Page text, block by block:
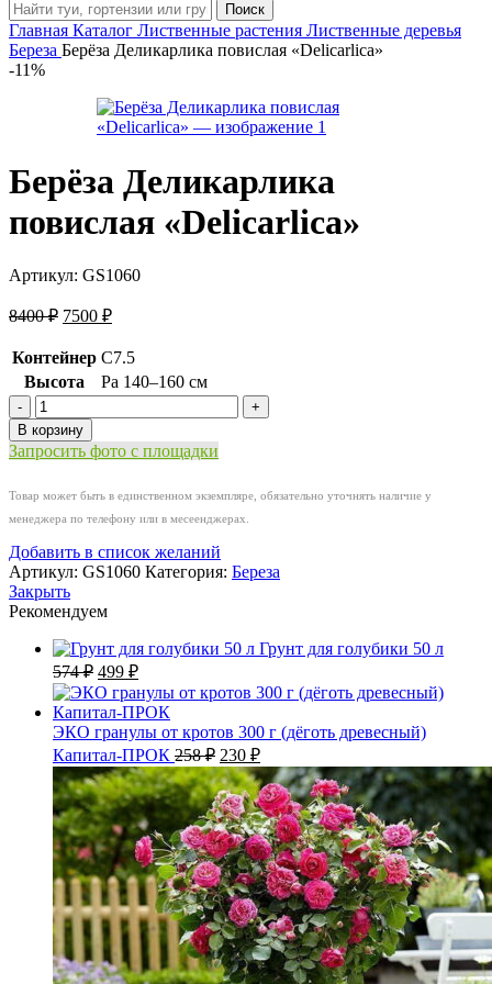
Поиск
Главная Каталог Лиственные растения Лиственные деревья
Береза Берёза Деликарлика повислая «Delicarlica»
-11%
Берёза Деликарлика
повислая «Delicarlica»
Артикул: GS1060
8400₽ Первоначальная
составляла
8400 ₽.
7500 ₽Текущая
7500 ₽.
Контейнер C7.5
Высота
Pa 140–160 см
Количество
товара
Берёза
Деликарлика
«Delicarlica»
В корзину
Запросить фото с площадки
Товар может быть в единственном экземпляре, обязательно уточнять наличие у
менеджера по телефону или в месеенджерах.
Добавить в список желаний
Артикул: GS1060 Категория: Береза
Закрыть
Рекомендуем
Грунт для голубики 50 л
574₽ Первоначальная
цена
составляла
574 ₽.
499 ₽Текущая
цена:
499 ₽.
ЭКО гранулы от кротов 300 г (дёготь древесный)
Капитал-ПРОК 258₽ Первоначальная
цена
составляла
258 ₽.
230 ₽Текущая
цена:
230 ₽.